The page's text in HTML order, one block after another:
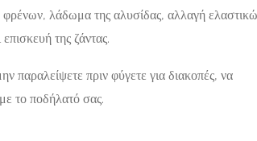
λάδωμα της αλυσίδας, αλλαγή
της ζάντας.
παραλείψετε πριν φύγετε για διακοπές, να
το ποδήλατό σας.